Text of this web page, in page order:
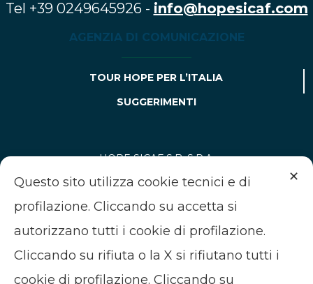
Tel +39 0249645926 - info@hopesicaf.com
AGENZIA DI COMUNICAZIONE
TOUR HOPE PER L’ITALIA
SUGGERIMENTI
HOPE SICAF S.B. S.P.A.
Aut. Del. n. 484 del 31 agosto 2021 allo svolgimento del
e iscritta il 29.9.2023 all’Albo di Banca d’Italia ex art. 35-ter
TUF al n.15437.7.
euro
Sede legale in P.tta Pattari 5-7 - 20122 Milano (MI).
✕
Questo sito utilizza cookie tecnici e di
profilazione. Cliccando su accetta si
autorizzano tutti i cookie di profilazione.
Cliccando su rifiuta o la X si rifiutano tutti i
cookie di profilazione. Cliccando su